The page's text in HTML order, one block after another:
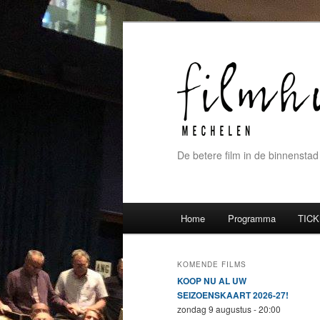
De betere film in de binnenstad
Spring naar de primaire
Spring naar de secundaire
Home Programma
KOMENDE FILMS
KOOP NU AL UW
SEIZOENSKAART 2026-27!
zondag 9 augustus - 20:00